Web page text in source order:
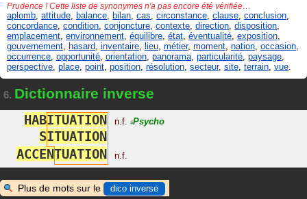
Prudence ! Cette liste de synonymes n'a pas encore été vérifiée…
aplomb attitude balance bilan cas circonstance clause conclusion
concordance condition conjoncture contexte direction disposition
emplacement environnement équilibre état éventualité exposition
gouvernement hasard inventaire lieu métier, moment nation occasion
occurrence opportunité orientation panorama particularité paysage
perspective place point position résolution secteur, site terrain vue
6. Dictionnaire inverse
HABITUATION n.f. #Psycho
SITUATION
ACCENTUATION n.f.
Plus de mots sur le dico inverse